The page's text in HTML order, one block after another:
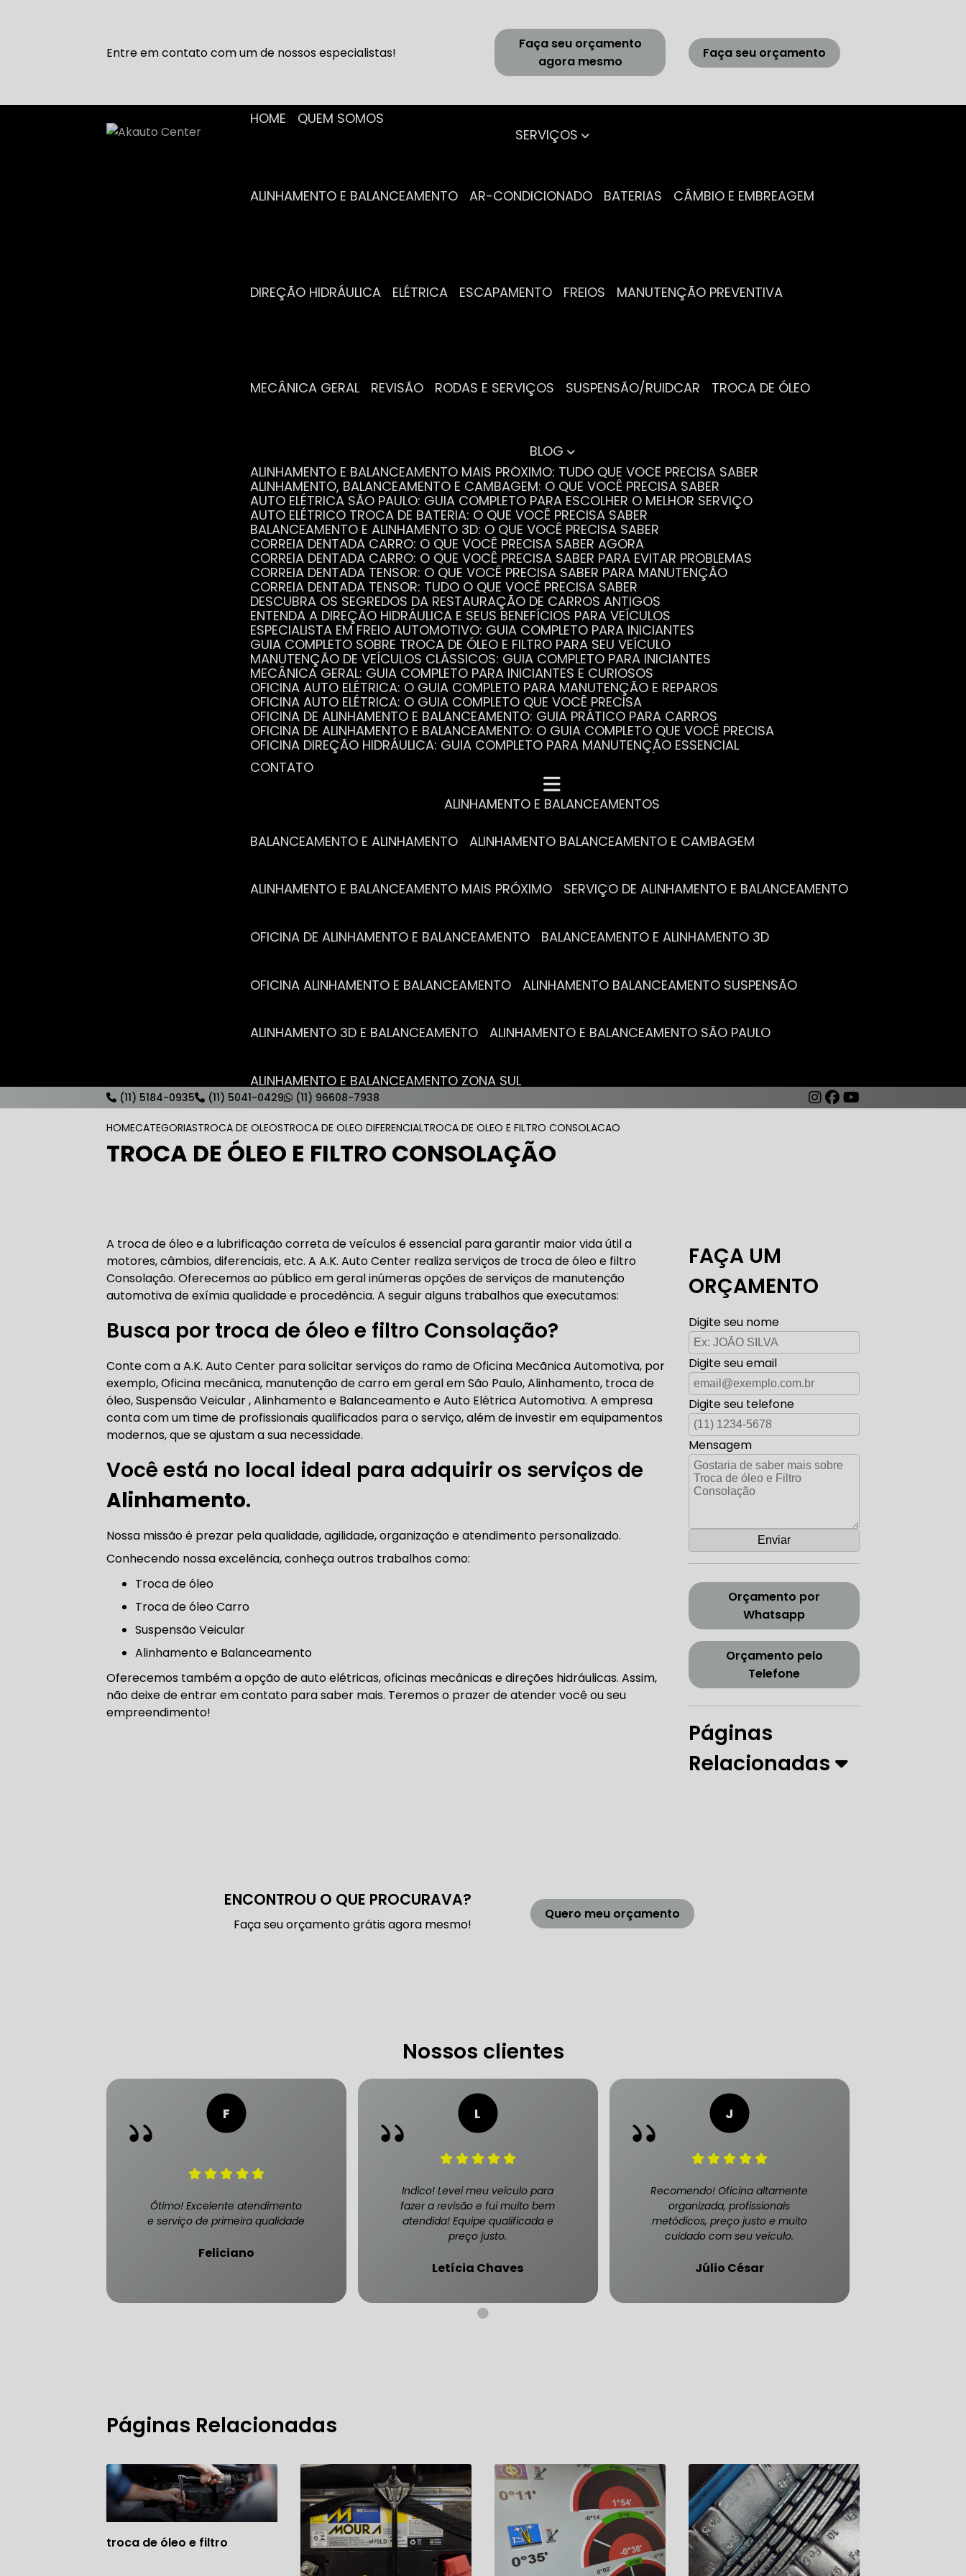
Entre em contato com um de nossos especialistas!
Faça seu orçamento
agora mesmo
Faça seu orçamento
HOME
QUEM SOMOS
SERVIÇOS
ALINHAMENTO E BALANCEAMENTO AR-CONDICIONADO BATERIAS CÂMBIO E EMBREAGEM
DIREÇÃO HIDRÁULICA ELÉTRICA ESCAPAMENTO FREIOS MANUTENÇÃO PREVENTIVA
MECÂNICA GERAL REVISÃO RODAS E SERVIÇOS SUSPENSÃO/RUIDCAR TROCA DE ÓLEO
BLOG
ALINHAMENTO E BALANCEAMENTO MAIS PRÓXIMO: TUDO QUE VOCÊ PRECISA SABER
ALINHAMENTO, BALANCEAMENTO E CAMBAGEM: O QUE VOCÊ PRECISA SABER
AUTO ELÉTRICA SÃO PAULO: GUIA COMPLETO PARA ESCOLHER O MELHOR SERVIÇO
AUTO ELÉTRICO TROCA DE BATERIA: O QUE VOCÊ PRECISA SABER
BALANCEAMENTO E ALINHAMENTO 3D: O QUE VOCÊ PRECISA SABER
CORREIA DENTADA CARRO: O QUE VOCÊ PRECISA SABER AGORA
CORREIA DENTADA CARRO: O QUE VOCÊ PRECISA SABER PARA EVITAR PROBLEMAS
CORREIA DENTADA TENSOR: O QUE VOCÊ PRECISA SABER PARA MANUTENÇÃO
CORREIA DENTADA TENSOR: TUDO O QUE VOCÊ PRECISA SABER
DESCUBRA OS SEGREDOS DA RESTAURAÇÃO DE CARROS ANTIGOS
ENTENDA A DIREÇÃO HIDRÁULICA E SEUS BENEFÍCIOS PARA VEÍCULOS
ESPECIALISTA EM FREIO AUTOMOTIVO: GUIA COMPLETO PARA INICIANTES
GUIA COMPLETO SOBRE TROCA DE ÓLEO E FILTRO PARA SEU VEÍCULO
MANUTENÇÃO DE VEÍCULOS CLÁSSICOS: GUIA COMPLETO PARA INICIANTES
MECÂNICA GERAL: GUIA COMPLETO PARA INICIANTES E CURIOSOS
OFICINA AUTO ELÉTRICA: O GUIA COMPLETO PARA MANUTENÇÃO E REPAROS
OFICINA AUTO ELÉTRICA: O GUIA COMPLETO QUE VOCÊ PRECISA
OFICINA DE ALINHAMENTO E BALANCEAMENTO: GUIA PRÁTICO PARA CARROS
OFICINA DE ALINHAMENTO E BALANCEAMENTO: O GUIA COMPLETO QUE VOCÊ PRECISA
OFICINA DIREÇÃO HIDRÁULICA: GUIA COMPLETO PARA MANUTENÇÃO ESSENCIAL
OFICINA MECÂNICA COMPLETA PARA BLINDADOS: TUDO QUE VOCÊ PRECISA SABER
POR QUE A REVISÃO AUTOMOTIVA É ESSENCIAL PARA O DESEMPENHO DO SEU CARRO
SERVIÇO DE ALINHAMENTO E BALANCEAMENTO: O QUE VOCÊ PRECISA SABER
VANTAGENS ESSENCIAIS DA TROCA DE ÓLEO PARA A SAÚDE DO SEU CARRO
CONTATO
ALINHAMENTO E BALANCEAMENTOS
BALANCEAMENTO E ALINHAMENTO ALINHAMENTO BALANCEAMENTO E CAMBAGEM
ALINHAMENTO E BALANCEAMENTO MAIS PRÓXIMO SERVIÇO DE ALINHAMENTO E BALANCEAMENTO
OFICINA DE ALINHAMENTO E BALANCEAMENTO BALANCEAMENTO E ALINHAMENTO 3D
OFICINA ALINHAMENTO E BALANCEAMENTO ALINHAMENTO BALANCEAMENTO SUSPENSÃO
ALINHAMENTO 3D E BALANCEAMENTO ALINHAMENTO E BALANCEAMENTO SÃO PAULO
ALINHAMENTO E BALANCEAMENTO ZONA SUL
AUTO ELÉTRICA MAIS PRÓXIMO AUTO ELÉTRICA AUTOMOTIVA
AUTO ELÉTRICO TROCA DE BATERIA OFICINA AUTO ELÉTRICA
AUTO ELÉTRICA PRÓXIMO DE MIM AUTO ELÉTRICA SÃO PAULO AUTO ELÉTRICA ZONA SUL
TROCA CORREIA DENTADA CORREIA DENTADA LAND ROVER CORREIA DENTADA RANGE ROVER
TROCA DA CORREIA DENTADA DA LAND ROVER CORREIA DENTADA DISCOVERY
CORREIA DENTADA TENSOR
CORREIA DENTADA CARRO CORREIA DENTADA SÃO PAULO
MANUTENÇÃO DIREÇÃO HIDRÁULICA CONSERTO DIREÇÃO HIDRÁULICA
FREIOS AUTOMOTIVOS
ESPECIALISTA EM FREIO AUTOMOTIVO FREIO DE AUTOMÓVEL
FREIO ABS MANUTENÇÃO
FREIO DO CARRO ZONA SUL
MECÂNICO PARA CONSERTO DE CARRO BLINDADO
MECÂNICO PARA CARROS BLINDADOS DE LUXO
OFICINA QUE ATENDE CARRO BLINDADO
MECÂNICO PARA SUSPENSÃO DE CARRO BLINDADO
OFICINA MECÂNICA DE AUTOMÓVEIS BLINDADOS
MECÂNICO PARA REVISÃO PREVENTIVA DE BLINDADOS
(11) 5184-0935 (11) 5041-0429 (11) 96608-7938
HOMECATEGORIASTROCA DE OLEOSTROCA DE OLEO DIFERENCIALTROCA DE OLEO E FILTRO CONSOLACAO
TROCA DE ÓLEO E FILTRO CONSOLAÇÃO
A troca de óleo e a lubrificação correta de veículos é essencial para garantir maior vida útil a
motores, câmbios, diferenciais, etc. A A.K. Auto Center realiza serviços de troca de óleo e filtro
Consolação. Oferecemos ao público em geral inúmeras opções de serviços de manutenção
automotiva de exímia qualidade e procedência. A seguir alguns trabalhos que executamos:
Busca por troca de óleo e filtro Consolação?
Conte com a A.K. Auto Center para solicitar serviços do ramo de Oficina Mecãnica Automotiva, por
exemplo, Oficina mecânica, manutenção de carro em geral em São Paulo, Alinhamento, troca de
óleo, Suspensão Veicular , Alinhamento e Balanceamento e Auto Elétrica Automotiva. A empresa
conta com um time de profissionais qualificados para o serviço, além de investir em equipamentos
modernos, que se ajustam a sua necessidade.
Você está no local ideal para adquirir os serviços de
Alinhamento.
Nossa missão é prezar pela qualidade, agilidade, organização e atendimento personalizado.
Conhecendo nossa excelência, conheça outros trabalhos como:
troca de óleo
Troca de óleo Carro
Suspensão Veicular
Alinhamento e Balanceamento
Oferecemos também a opção de auto elétricas, oficinas mecânicas e direções hidráulicas. Assim,
não deixe de entrar em contato para saber mais. Teremos o prazer de atender você ou seu
empreendimento!
FAÇA UM
ORÇAMENTO
Digite seu nome
Digite seu email
Digite seu telefone
Mensagem
Orçamento por
Whatsapp
Orçamento pelo
Telefone
Páginas
Relacionadas
ENCONTROU O QUE PROCURAVA?
Faça seu orçamento grátis agora mesmo!
Quero meu orçamento
Nossos clientes
Ótimo! Excelente atendimento
e serviço de primeira qualidade
Feliciano
Indico! Levei meu veículo para
fazer a revisão e fui muito bem
atendida! Equipe qualificada e
preço justo.
Letícia Chaves
Recomendo! Oficina altamente
organizada, profissionais
metódicos, preço justo e muito
cuidado com seu veículo.
Júlio César
Páginas Relacionadas
troca de óleo e filtro